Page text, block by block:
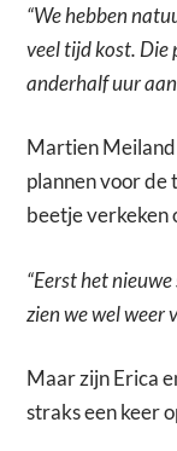
“We hebben
veel tijd kost. Die
anderhalf uur
Martien Meiland
plannen voor de
beetje verkeken
“Eerst het
zien we wel weer
Maar zijn Erica
straks een keer